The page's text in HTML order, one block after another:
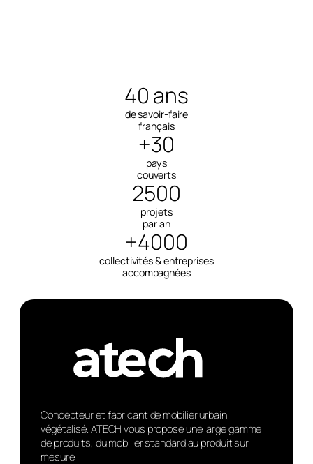
40 ans
de savoir-faire
français
+30
pays
couverts
2500
projets
par an
+4000
collectivités & entreprises
accompagnées
Concepteur et fabricant de mobilier urbain
végétalisé. ATECH vous propose une large gamme
de produits, du mobilier standard au produit sur
mesure